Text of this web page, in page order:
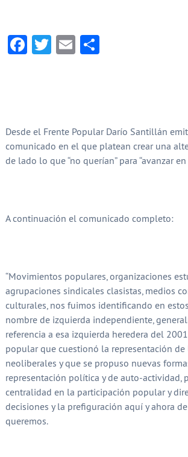
Facebook
Twitter
EmailCompartir
Desde el Frente Popular Darío Santillán
comunicado en el que platean crear una
de lado lo que “no querían” para “avanzar en
A continuación el comunicado completo:
“Movimientos populares, organizaciones
agrupaciones sindicales clasistas, medios
culturales, nos fuimos identificando en
nombre de izquierda independiente,
referencia a esa izquierda heredera del
popular que cuestionó la representación
neoliberales y que se propuso nuevas
representación política y de auto-actividad,
centralidad en la participación popular y
decisiones y la prefiguración aquí y ahora
queremos.